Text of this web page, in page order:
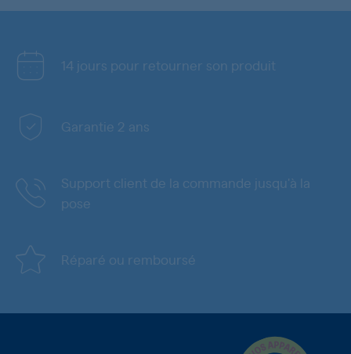
14 jours pour retourner son produit
Garantie 2 ans
Support client de la commande jusqu'à la
pose
Réparé ou remboursé